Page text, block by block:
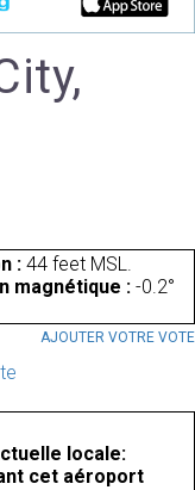
: 44 feet MSL.
magnétique : -0.2°
AJOUTER VOTRE VOTE
locale:
cet aéroport